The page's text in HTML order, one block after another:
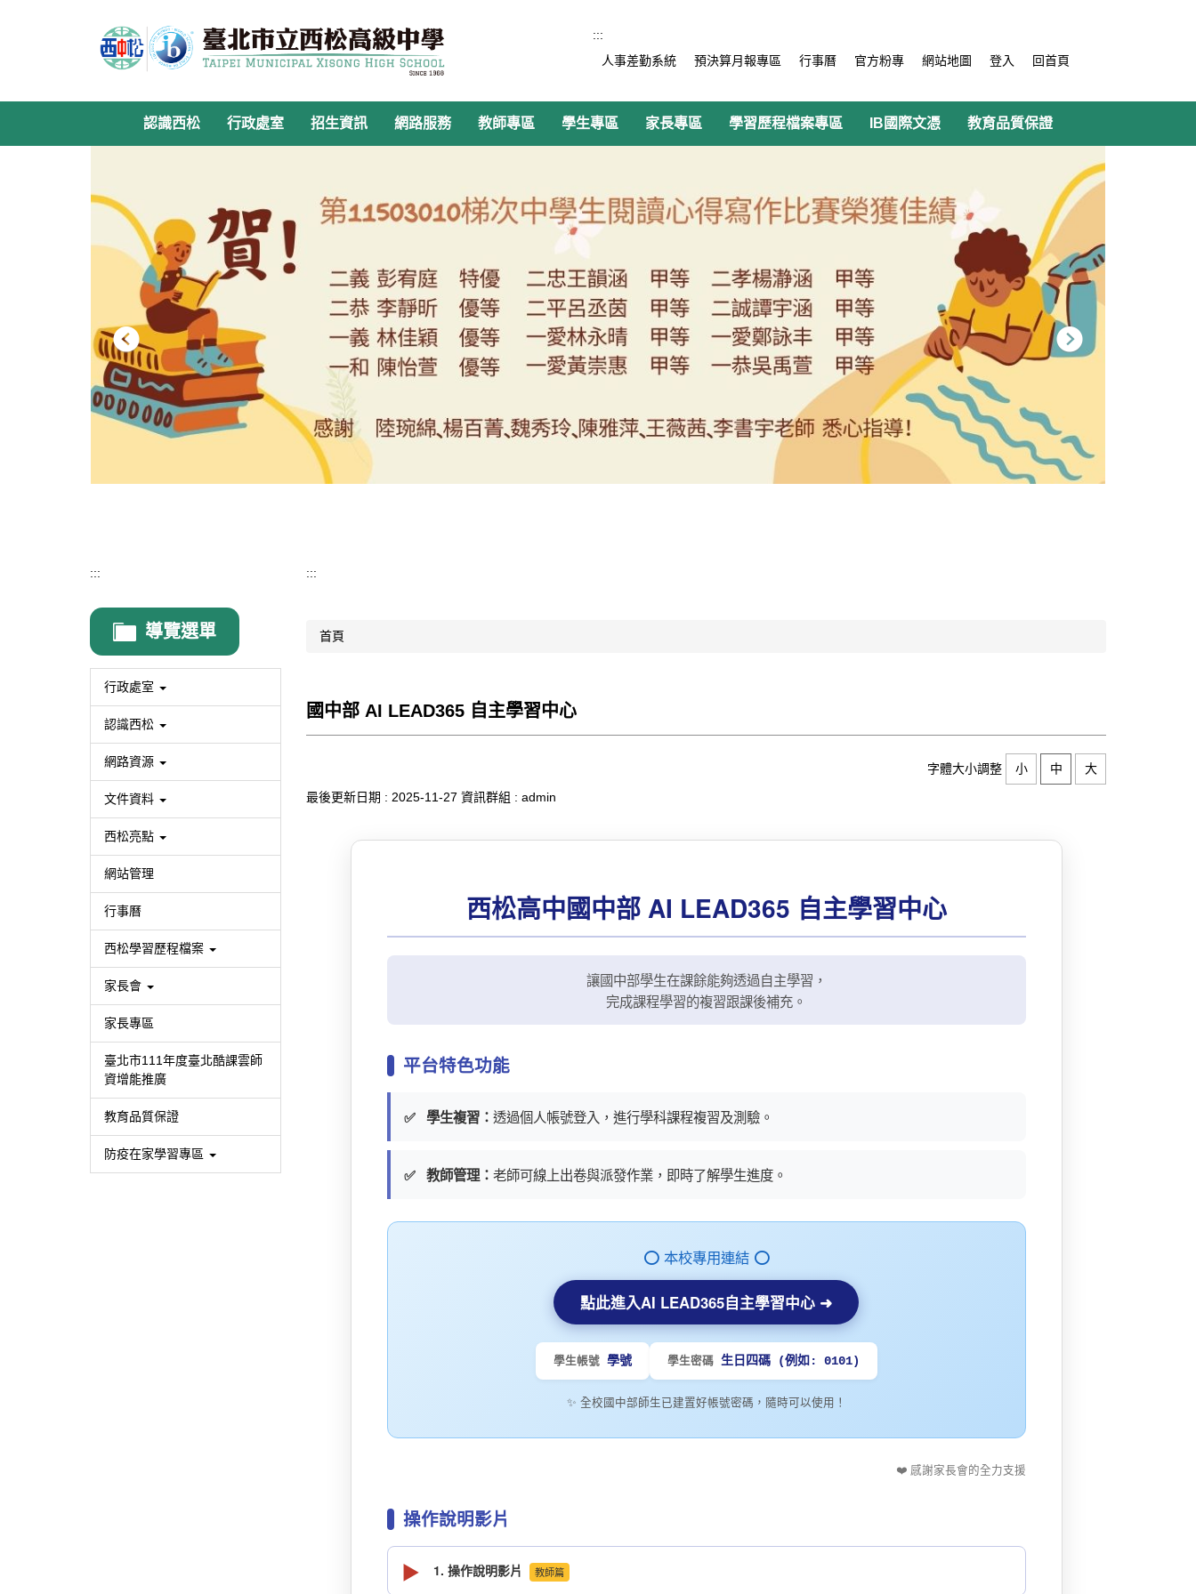
容
:::
人事差勤系統
預決算月報專區 行事曆 官方粉專 網站地圖 登入 回首頁
認識西松 行政處室 招生資訊 網路服務 教師專區 學生專區 家長專區 學習歷程檔案專區 IB國際文憑 教育品質保證
:::
導覽選單
行政處室
認識西松
網路資源
文件資料
西松亮點
網站管理
行事曆
西松學習歷程檔案
家長會
家長專區
臺北市111年度臺北酷課雲師
資增能推廣
教育品質保證
防疫在家學習專區
:::
首頁
國中部 AI LEAD365 自主學習中心
字體大小調整 小 中
大
最後更新日期 : 2025-11-27 資訊群組 : admin
西松高中國中部 AI LEAD365 自主學習中心
讓國中部學生在課餘能夠透過自主學習，
完成課程學習的複習跟課後補充。
平台特色功能
✅ 學生複習： 透過個人帳號登入，進行學科課程複習及測驗。
✅ 教師管理： 老師可線上出卷與派發作業，即時了解學生進度。
⭕ 本校專用連結 ⭕
點此進入AI LEAD365自主學習中心 ➜
學生帳號 學號 學生密碼 生日四碼 (例如: 0101)
✨ 全校國中部師生已建置好帳號密碼，隨時可以使用！
❤️ 感謝家長會的全力支援
操作說明影片
▶ 1. 操作說明影片 教師篇